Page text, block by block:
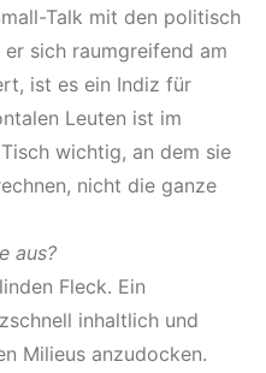
Talk mit den politisch
sich raumgreifend am
ist es ein Indiz für
Leuten ist im
wichtig, an dem sie
nicht die ganze
aus?
Fleck. Ein
inhaltlich und
Milieus anzudocken.